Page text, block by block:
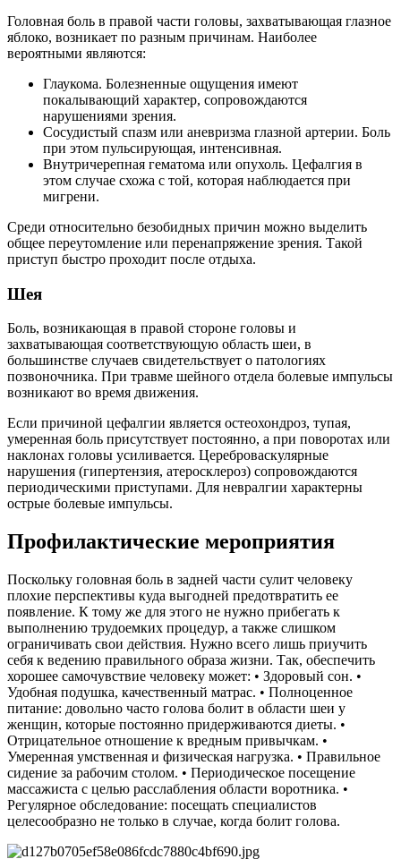
Головная боль в правой части головы, захватывающая глазное
яблоко, возникает по разным причинам. Наиболее
вероятными являются:
Глаукома. Болезненные ощущения имеют
покалывающий характер, сопровождаются
нарушениями зрения.
Сосудистый спазм или аневризма глазной артерии. Боль
при этом пульсирующая, интенсивная.
Внутричерепная гематома или опухоль. Цефалгия в
этом случае схожа с той, которая наблюдается при
мигрени.
Среди относительно безобидных причин можно выделить
общее переутомление или перенапряжение зрения. Такой
приступ быстро проходит после отдыха.
Шея
Боль, возникающая в правой стороне головы и
захватывающая соответствующую область шеи, в
большинстве случаев свидетельствует о патологиях
позвоночника. При травме шейного отдела болевые импульсы
возникают во время движения.
Если причиной цефалгии является остеохондроз, тупая,
умеренная боль присутствует постоянно, а при поворотах или
наклонах головы усиливается. Цереброваскулярные
нарушения (гипертензия, атеросклероз) сопровождаются
периодическими приступами. Для невралгии характерны
острые болевые импульсы.
Профилактические мероприятия
Поскольку головная боль в задней части сулит человеку
плохие перспективы куда выгодней предотвратить ее
появление. К тому же для этого не нужно прибегать к
выполнению трудоемких процедур, а также слишком
ограничивать свои действия. Нужно всего лишь приучить
себя к ведению правильного образа жизни. Так, обеспечить
хорошее самочувствие человеку может: • Здоровый сон. •
Удобная подушка, качественный матрас. • Полноценное
питание: довольно часто голова болит в области шеи у
женщин, которые постоянно придерживаются диеты. •
Отрицательное отношение к вредным привычкам. •
Умеренная умственная и физическая нагрузка. • Правильное
сидение за рабочим столом. • Периодическое посещение
массажиста с целью расслабления области воротника. •
Регулярное обследование: посещать специалистов
целесообразно не только в случае, когда болит голова.